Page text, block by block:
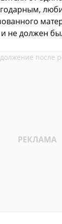
не должен